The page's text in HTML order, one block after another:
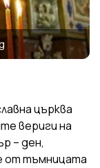
църква
вериги на
– ден,
от тъмницата